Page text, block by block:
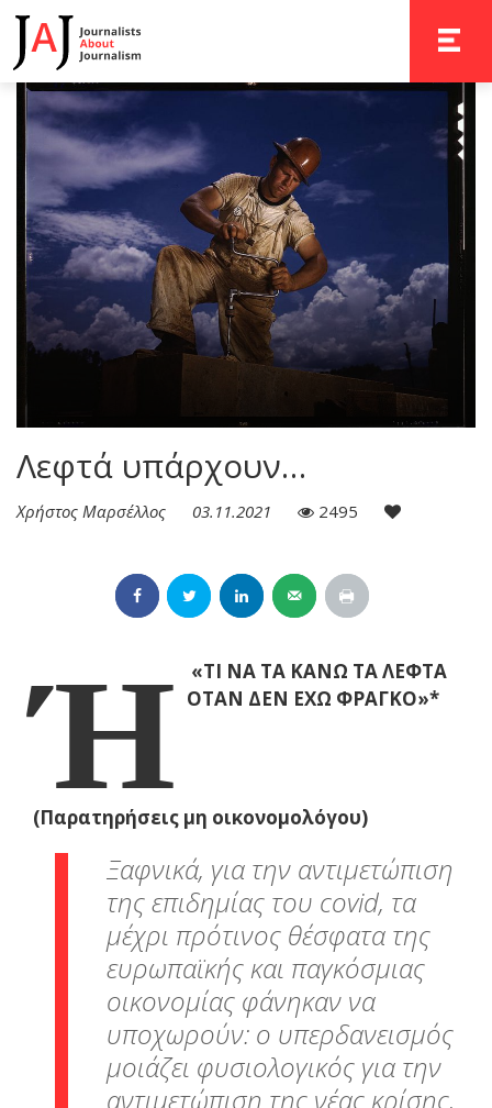
Λεφτά υπάρχουν…
Χρήστος Μαρσέλλος 03.11.2021 2495
Ή
«ΤΙ ΝΑ ΤΑ ΚΑΝΩ ΤΑ ΛΕΦΤΑ
ΟΤΑΝ ΔΕΝ ΕΧΩ ΦΡΑΓΚΟ»*
(Παρατηρήσεις μη οικονομολόγου)
Ξαφνικά, για την αντιμετώπιση
της επιδημίας του covid, τα
μέχρι πρότινος θέσφατα της
ευρωπαϊκής και παγκόσμιας
οικονομίας φάνηκαν να
υποχωρούν: ο υπερδανεισμός
μοιάζει φυσιολογικός για την
αντιμετώπιση της νέας κρίσης,